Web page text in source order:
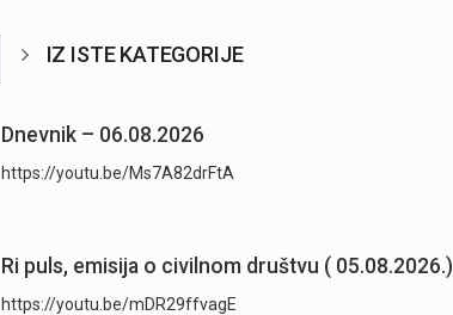
IZ ISTE KATEGORIJE
Dnevnik – 06.08.2026
https://youtu.be/Ms7A82drFtA
Ri puls, emisija o civilnom društvu ( 05.08.2026.)
https://youtu.be/mDR29ffvagE